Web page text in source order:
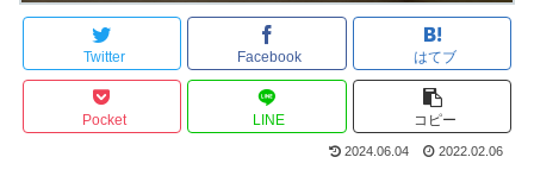
Twitter Facebook はてブ
Pocket LINE コピー
2024.06.04 2022.02.06